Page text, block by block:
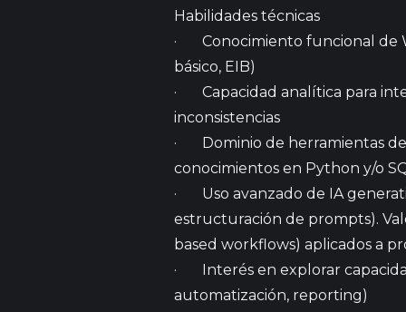
Habilidades técnicas
· Conocimiento funcional de
básico, EIB)
· Capacidad analítica para
inconsistencias
· Dominio de herramientas de
conocimientos en Python y/o
· Uso avanzado de IA
estructuración de prompts).
based workflows) aplicados a
· Interés en explorar
automatización, reporting)